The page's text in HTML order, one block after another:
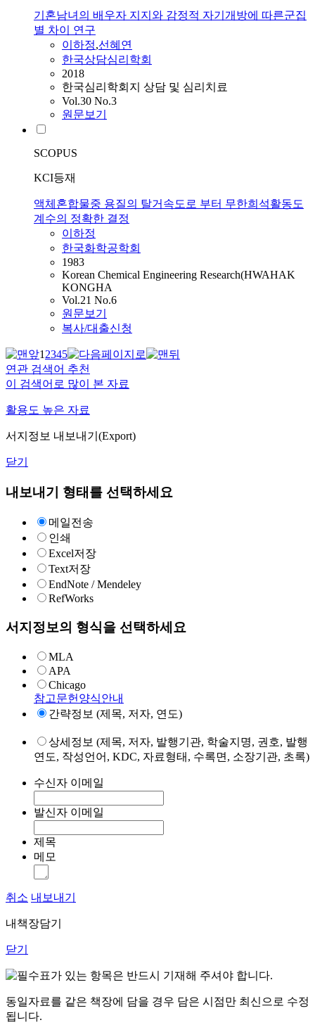
기혼남녀의 배우자 지지와 감정적 자기개방에 따른군집
별 차이 연구
이하정,선혜연
한국상담심리학회
2018
한국심리학회지 상담 및 심리치료
Vol.30 No.3
원문보기
SCOPUS
KCI등재
액체혼합물중 용질의 탈거속도로 부터 무한희석활동도
계수의 정확한 결정
이하정
한국화학공학회
1983
Korean Chemical Engineering Research(HWAHAK
KONGHA
Vol.21 No.6
원문보기
복사/대출신청
12345
연관 검색어 추천
이 검색어로 많이 본 자료
활용도 높은 자료
서지정보 내보내기(Export)
닫기
내보내기 형태를 선택하세요
메일전송
인쇄
Excel저장
Text저장
EndNote / Mendeley
RefWorks
서지정보의 형식을 선택하세요
MLA
APA
Chicago
참고문헌양식안내
간략정보 (제목, 저자, 연도)
상세정보 (제목, 저자, 발행기관, 학술지명, 권호, 발행
연도, 작성언어, KDC, 자료형태, 수록면, 소장기관, 초록)
수신자 이메일
발신자 이메일
제목
메모
취소 내보내기
내책장담기
닫기
표가 있는 항목은 반드시 기재해 주셔야 합니다.
동일자료를 같은 책장에 담을 경우 담은 시점만 최신으로 수정
됩니다.